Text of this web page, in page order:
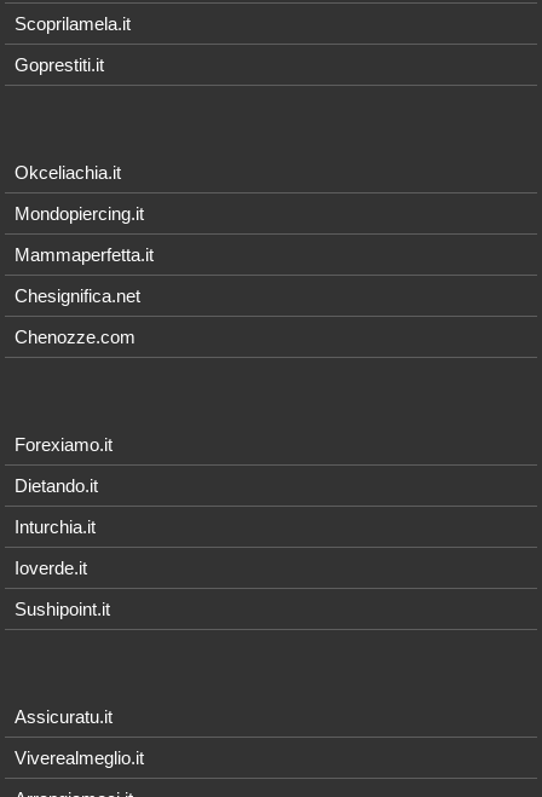
Scoprilamela.it
Goprestiti.it
Okceliachia.it
Mondopiercing.it
Mammaperfetta.it
Chesignifica.net
Chenozze.com
Forexiamo.it
Dietando.it
Inturchia.it
Ioverde.it
Sushipoint.it
Assicuratu.it
Viverealmeglio.it